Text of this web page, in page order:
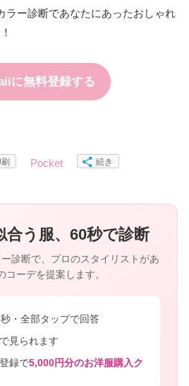
ラー診断であなたにあったおしゃれ
に無料登録する
Pocket 続き
合う服、60秒で診断
診断で、プロのスタイリストがあ
コーデを提案します。
・全部タップで回答
見られます
録で5,000円分のお洋服購入ク